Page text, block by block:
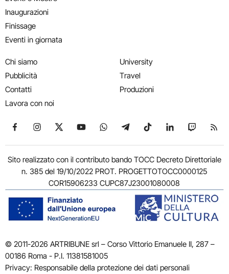
Inaugurazioni
Finissage
Eventi in giornata
Chi siamo
Pubblicità
Contatti
Lavora con noi
University
Travel
Produzioni
Seguici su Facebook
Seguici su Instagram
Seguici su X
Seguici su YouTube
Seguici su WhatsApp
Seguici su Telegram
Seguici su TikTok
Seguici su
Seguici
Sito realizzato con il contributo bando TOCC Decreto Direttoriale
n. 385 del 19/10/2022 PROT. PROGETTOTOCC0000125
COR15906233 CUPC87J23001080008
© 2011-2026 ARTRIBUNE srl – Corso Vittorio Emanuele II, 287 –
00186 Roma - P.I. 11381581005
Privacy: Responsabile della protezione dei dati personali